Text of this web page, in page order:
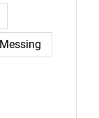
Messing